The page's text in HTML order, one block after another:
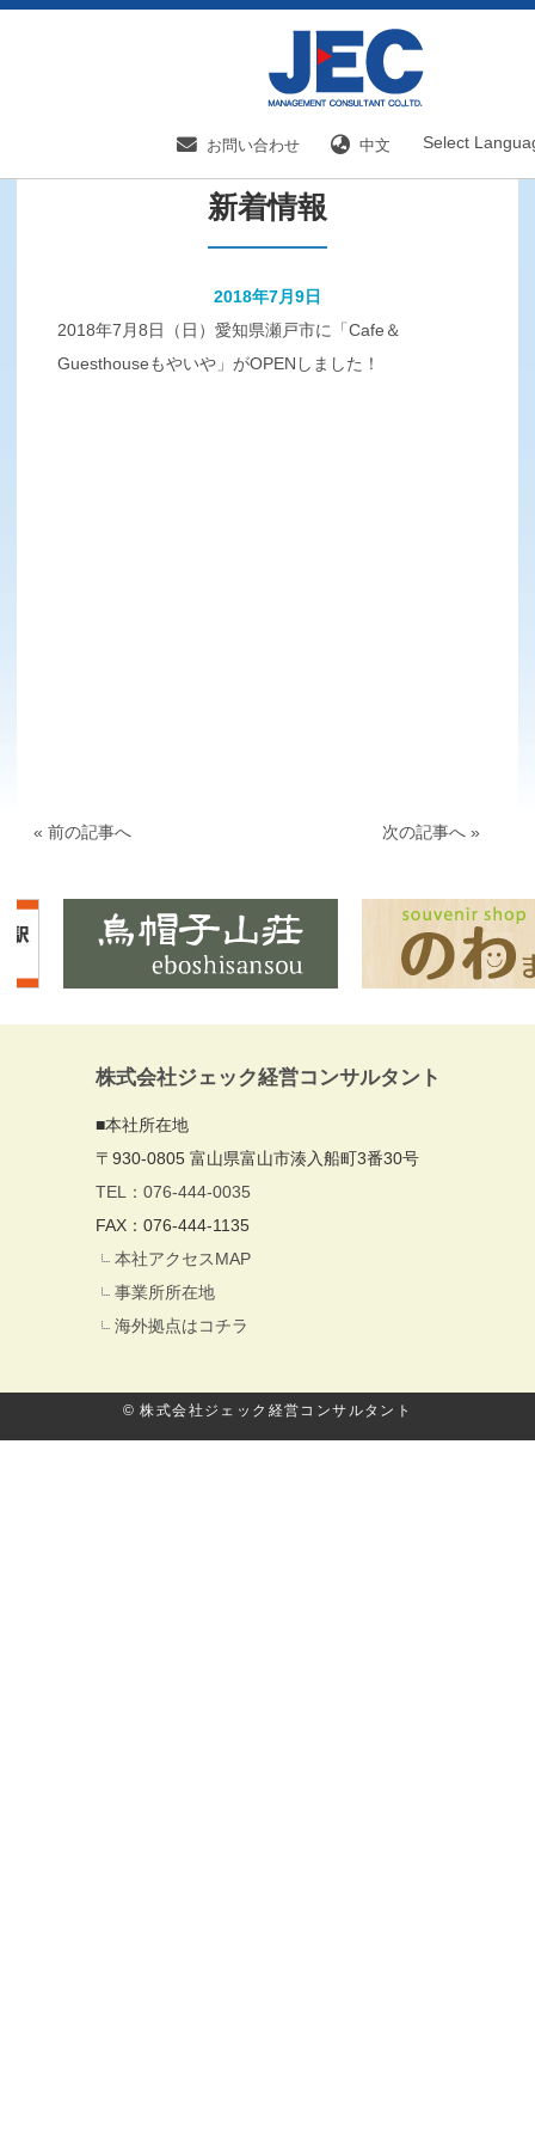
お問い合わせ 中文 Select
新着情報
新着情報
2018年7月9日
2018年7月8日（日）愛知県瀬戸市に「Cafe＆
Guesthouseもやいや」がOPENしました！
« 前の記事へ 次の記事へ »
株式会社ジェック経営コンサルタント
■本社所在地
〒930-0805 富山県富山市湊入船町3番30号
TEL：076-444-0035
FAX：076-444-1135
本社アクセスMAP
事業所所在地
海外拠点はコチラ
© 株式会社ジェック経営コンサルタント